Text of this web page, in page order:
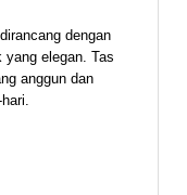
dengan
elegan. Tas
anggun dan